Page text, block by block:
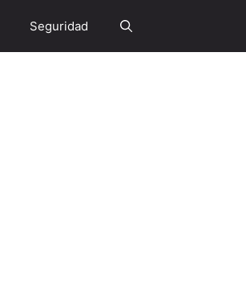
Seguridad